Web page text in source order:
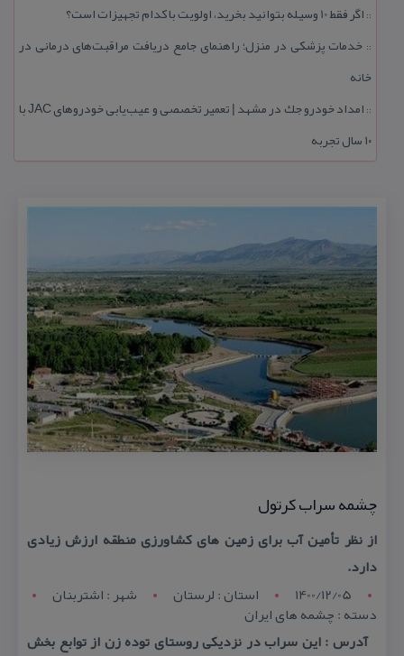
:: اگر فقط 10 وسیله بتوانید بخرید، اولویت با كدام تجهیزات است؟
:: خدمات پزشكی در منزل؛ راهنمای جامع دریافت مراقبت‌های درمانی در
خانه
::
امداد خودرو جك در مشهد | تعمیر تخصصی و عیب‌یابی خودروهای JAC با
۱۰ سال تجربه
چشمه سراب كرتول
از نظر تأمین آب برای زمین های كشاورزی منطقه ارزش زیادی
دارد.
1400/12/05
استان : لرستان شهر : اشتربنان
دسته : چشمه های ایران
آدرس : این سراب در نزدیكی روستای توده زن از توابع بخش